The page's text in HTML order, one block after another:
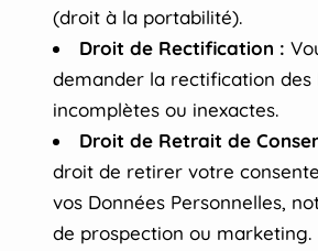
(droit à la portabilité).
Droit de Rectification :
demander la rectification des
incomplètes ou inexactes.
Droit de Retrait de
droit de retirer votre
vos Données Personnelles,
de prospection ou marketing.